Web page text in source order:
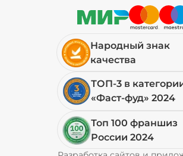
Народный знак
качества
ТОП-3 в
«Фаст-фуд» 2024
Топ 100 франшиз
России 2024